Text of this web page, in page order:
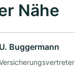
Nähe
U. Buggermann